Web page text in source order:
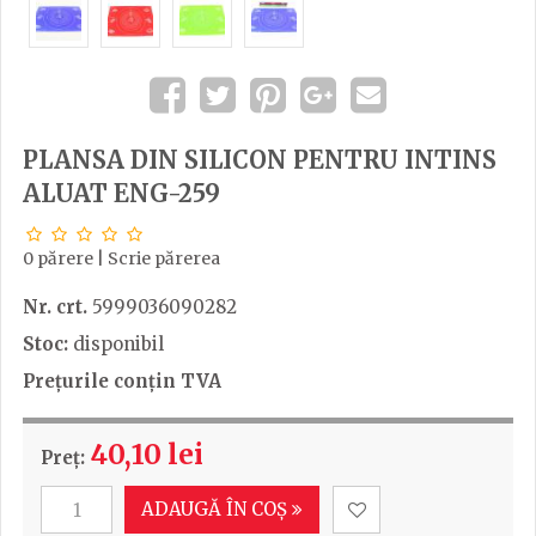
PLANSA DIN SILICON PENTRU INTINS
ALUAT ENG-259
0 părere Scrie părerea
Nr. crt. 5999036090282
Stoc: disponibil
Prețurile conțin TVA
Preț: 40,10 lei
ADAUGĂ ÎN COȘ